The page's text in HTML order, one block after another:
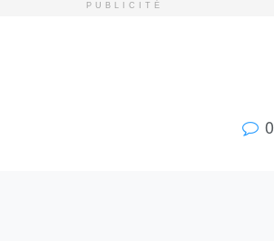
PUBLICITÉ
0